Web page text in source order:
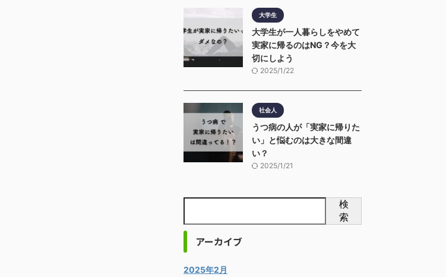
大学生
大学生が一人暮らしをやめて
実家に帰るのはNG？今を大
切にしよう
2025/1/22
社会人
うつ病の人が「実家に帰りた
い」と悩むのは大きな間違
い？
2025/1/21
検
索
アーカイブ
2025年2月